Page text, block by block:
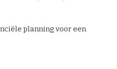
planning voor een